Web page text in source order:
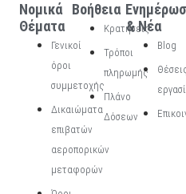
Νομικά
Θέματα
Γενικοί
όροι
συμμετοχής
Δικαιώματα
επιβατών
αεροπορικών
μεταφορών
Βοήθεια
Κρατήσεις
Τρόποι
πληρωμής
Πλάνο
Δόσεων
& Νέα
Blog